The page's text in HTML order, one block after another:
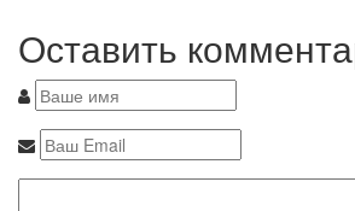
Оставить